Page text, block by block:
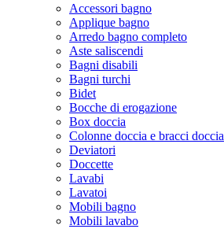
Accessori bagno
Applique bagno
Arredo bagno completo
Aste saliscendi
Bagni disabili
Bagni turchi
Bidet
Bocche di erogazione
Box doccia
Colonne doccia e bracci doccia
Deviatori
Doccette
Lavabi
Lavatoi
Mobili bagno
Mobili lavabo